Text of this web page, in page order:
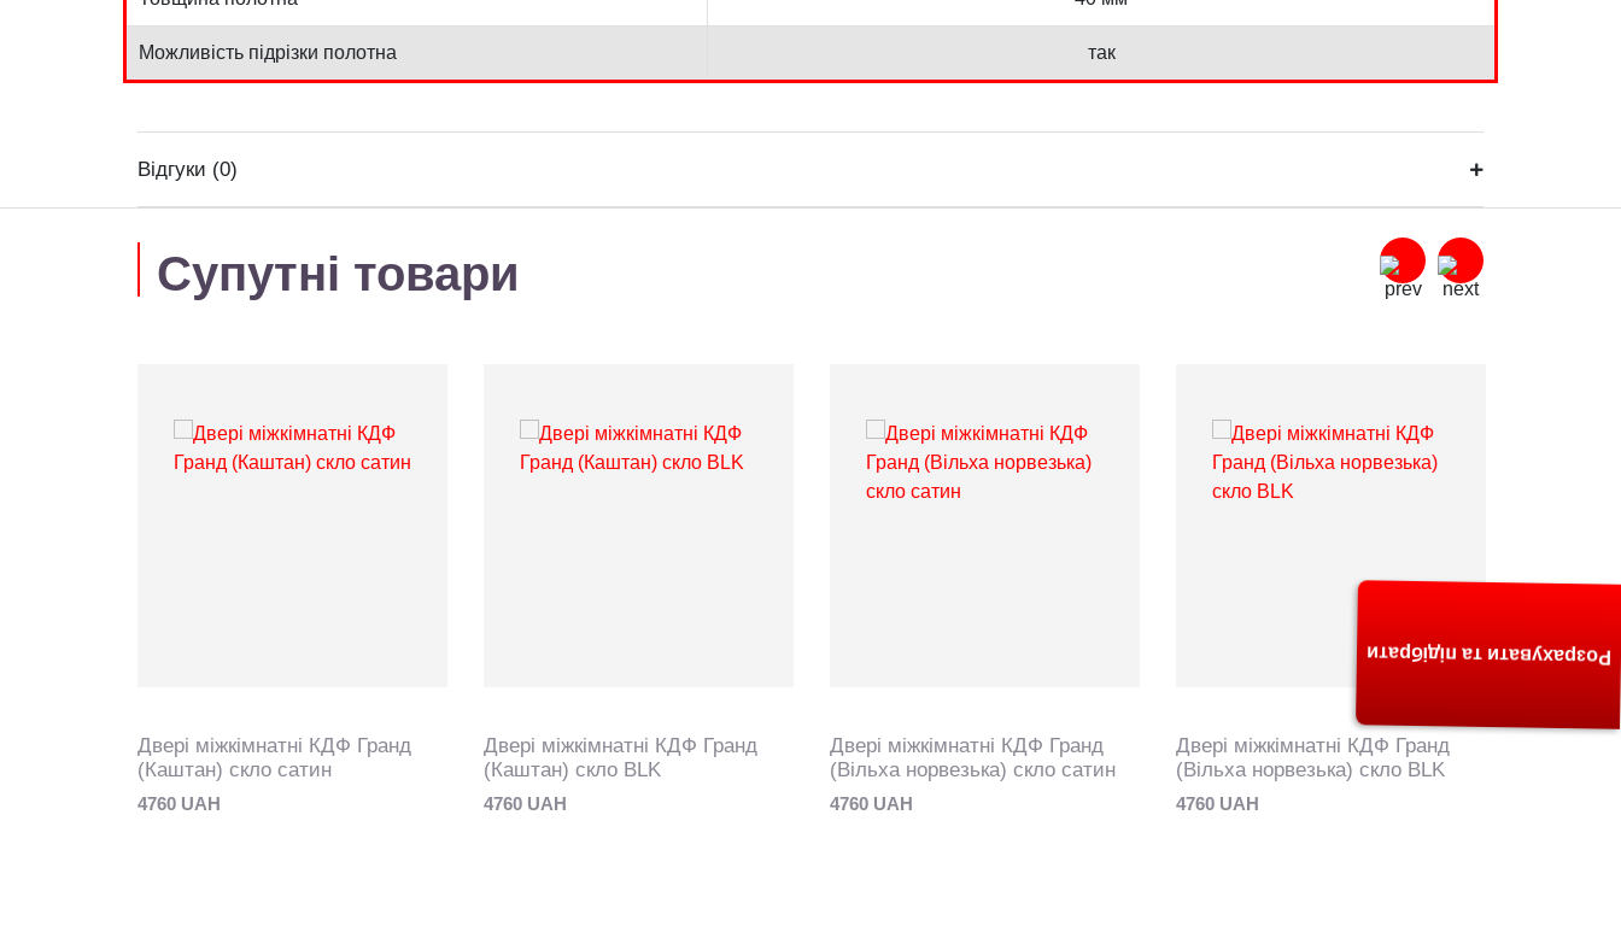
Можливість підрізки полотна так
Відгуки (0)
Супутні товари
Двері міжкімнатні КДФ Гранд
(Каштан) скло сатин
4760 UAH
Двері міжкімнатні КДФ Гранд
(Каштан) скло BLK
4760 UAH
Двері міжкімнатні КДФ Гранд
(Вільха норвезька) скло сатин
4760 UAH
Двері міжкімнатні КДФ Гранд
(Вільха норвезька) скло BLK
4760 UAH
Розрахувати та підібрати